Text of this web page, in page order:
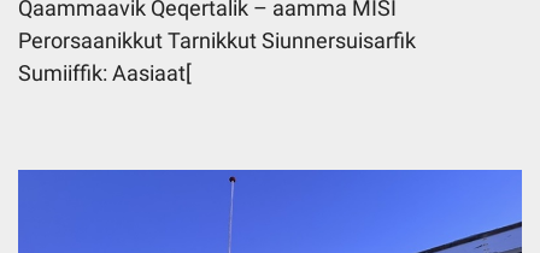
Kommuni pillugu
Ileqqoreqqusat
Qaammaavik Qeqertalik – aamma MISI
Perorsaanikkut Tarnikkut Siunnersuisarfik
Sumiiffik: Aasiaat[